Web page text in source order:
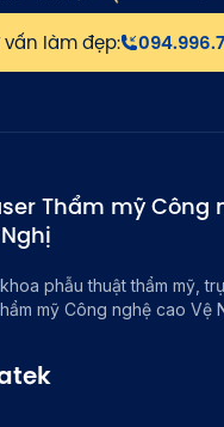
vấn làm đẹp:
Thẩm mỹ Công
phẫu thuật thẩm mỹ,
mỹ Công nghệ cao Vệ